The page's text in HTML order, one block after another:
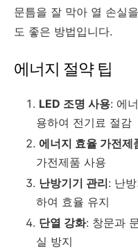
문틈을 잘 막아 열 손실
도 좋은 방법입니다.
에너지 절약 팁
LED 조명 사용: 에
용하여 전기료 절감
에너지 효율 가전제
가전제품 사용
난방기기 관리: 난
하여 효율 유지
단열 강화: 창문과
실 방지